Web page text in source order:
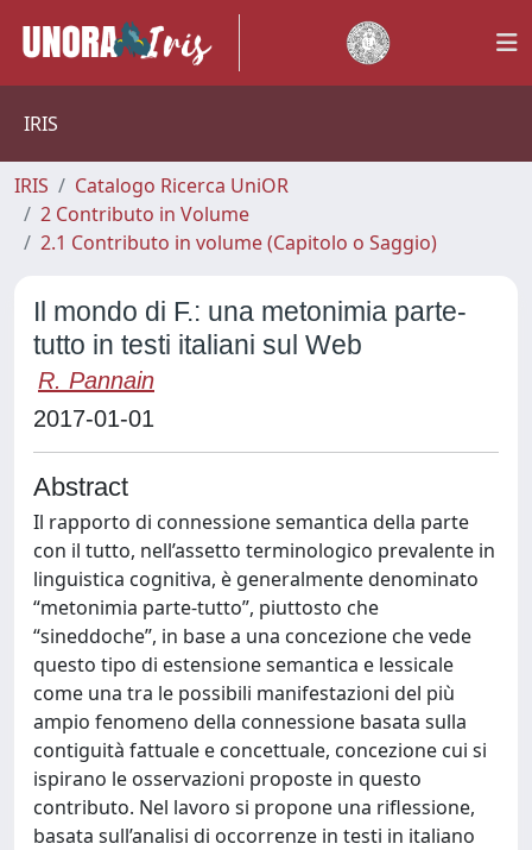
IRIS
IRIS
Catalogo Ricerca UniOR
2 Contributo in Volume
2.1 Contributo in volume (Capitolo o Saggio)
Il mondo di F.: una metonimia parte-
tutto in testi italiani sul Web
R. Pannain
2017-01-01
Abstract
Il rapporto di connessione semantica della parte
con il tutto, nell’assetto terminologico prevalente in
linguistica cognitiva, è generalmente denominato
“metonimia parte-tutto”, piuttosto che
“sineddoche”, in base a una concezione che vede
questo tipo di estensione semantica e lessicale
come una tra le possibili manifestazioni del più
ampio fenomeno della connessione basata sulla
contiguità fattuale e concettuale, concezione cui si
ispirano le osservazioni proposte in questo
contributo. Nel lavoro si propone una riflessione,
basata sull’analisi di occorrenze in testi in italiano